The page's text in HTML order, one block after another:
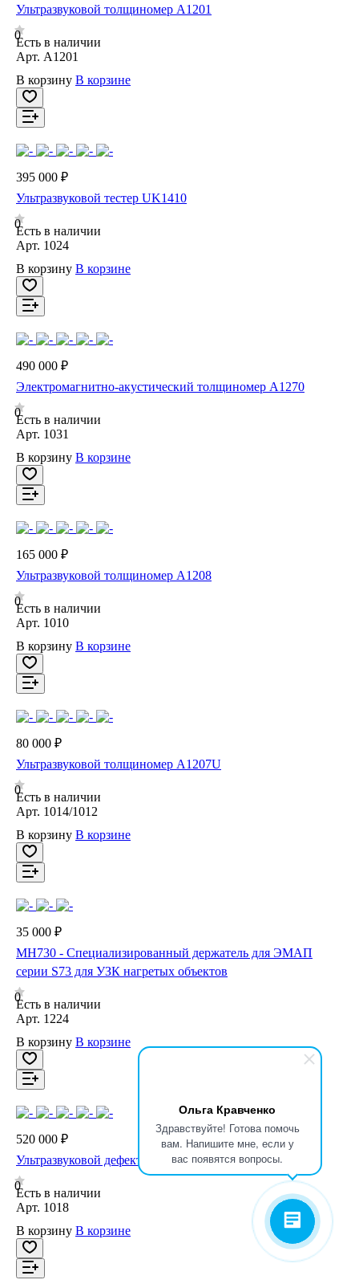
Ольга Кравченко
Здравствуйте! Готова помочь
вам. Напишите мне, если у
вас появятся вопросы.
Ультразвуковой толщиномер A1201
0
Есть в наличии
Арт. A1201
В корзину В корзине
395 000 ₽
Ультразвуковой тестер UK1410
0
Есть в наличии
Арт. 1024
В корзину В корзине
490 000 ₽
Электромагнитно-акустический толщиномер А1270
0
Есть в наличии
Арт. 1031
В корзину В корзине
165 000 ₽
Ультразвуковой толщиномер А1208
0
Есть в наличии
Арт. 1010
В корзину В корзине
80 000 ₽
Ультразвуковой толщиномер А1207U
0
Есть в наличии
Арт. 1014/1012
В корзину В корзине
35 000 ₽
MH730 - Специализированный держатель для ЭМАП
серии S73 для УЗК нагретых объектов
0
Есть в наличии
Арт. 1224
В корзину В корзине
520 000 ₽
Ультразвуковой дефектоскоп А1214 EXPERT
0
Есть в наличии
Арт. 1018
В корзину В корзине